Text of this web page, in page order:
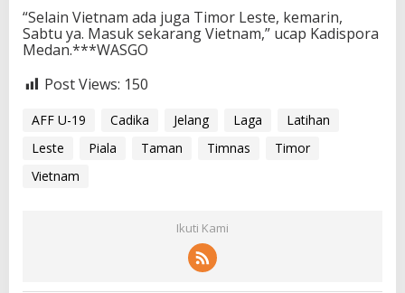
“Selain Vietnam ada juga Timor Leste, kemarin,
Sabtu ya. Masuk sekarang Vietnam,” ucap Kadispora
Medan.***WASGO
Post Views: 150
AFF U-19 Cadika Jelang Laga
Latihan
Leste
Piala Taman Timnas
Timor
Vietnam
Ikuti Kami